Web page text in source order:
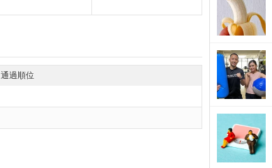
通過順位